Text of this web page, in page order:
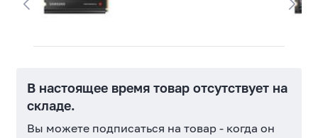
В настоящее время товар отсутствует на
складе.
Вы можете подписаться на товар - когда он